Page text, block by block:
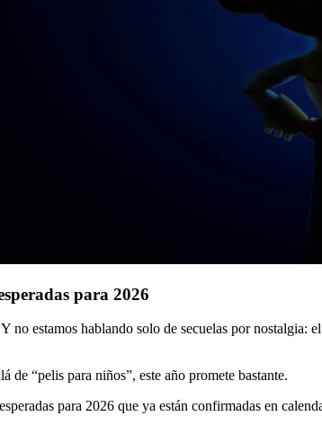
para 2026
no estamos hablando solo de secuelas por
de “pelis para niños”, este año promete bastante.
para 2026 que ya están confirmadas en